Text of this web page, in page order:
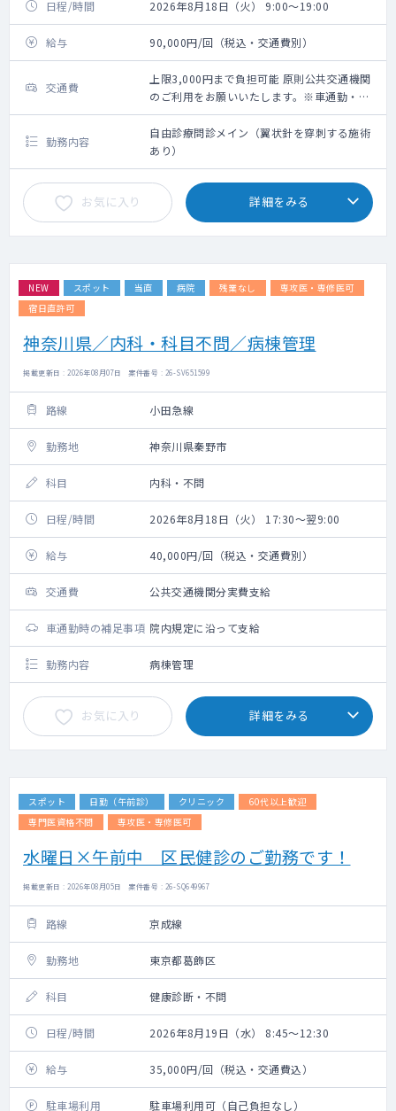
日程/時間 2026年8月18日（火） 9:00～19:00
給与 90,000円/回（税込・交通費別）
交通費
上限3,000円まで負担可能 原則公共交通機関
のご利用をお願いいたします。※車通勤・タ
クシー利用要相談
勤務内容
自由診療問診メイン（翼状針を穿刺する施術
あり）
お気に入り 詳細をみる
NEW スポット 当直 病院 残業なし
専攻医・専修医可
宿日直許可
神奈川県／内科・科目不問／病棟管理
掲載更新日 : 2026年08月07日 案件番号 : 26-SV651599
路線 小田急線
勤務地 神奈川県秦野市
科目 内科・不問
日程/時間 2026年8月18日（火） 17:30～翌9:00
給与 40,000円/回（税込・交通費別）
交通費 公共交通機関分実費支給
車通勤時の補足事項 院内規定に沿って支給
勤務内容 病棟管理
お気に入り 詳細をみる
スポット 日勤（午前診） クリニック
60代以上歓迎
専門医資格不問
専攻医・専修医可
水曜日×午前中 区民健診のご勤務です！
掲載更新日 : 2026年08月05日 案件番号 : 26-SQ649967
路線 京成線
勤務地 東京都葛飾区
科目 健康診断・不問
日程/時間 2026年8月19日（水） 8:45～12:30
給与 35,000円/回（税込・交通費込）
駐車場利用 駐車場利用可（自己負担なし）